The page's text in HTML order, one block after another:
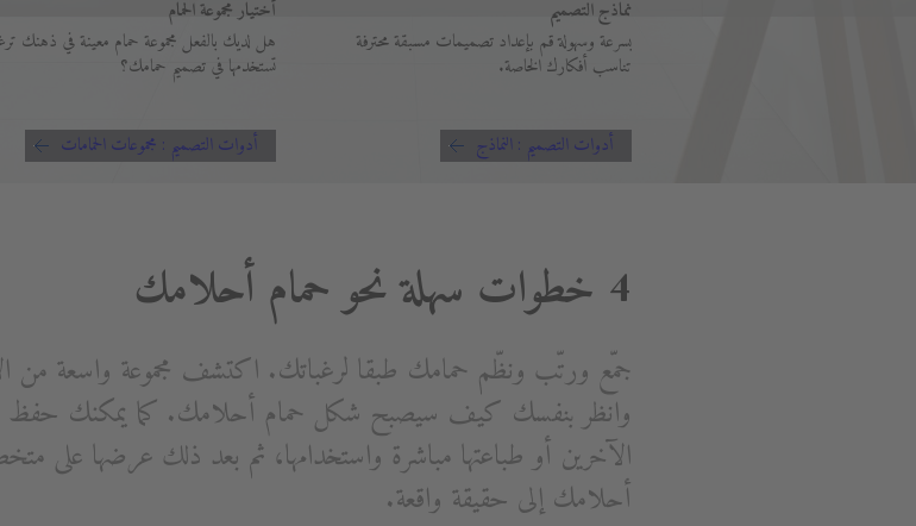
نماذج التصميم
بسرعة وسهولة قم بإعداد تصميمات مسبقة محترفة
تناسب أفكارك الخاصة.
أدوات التصميم : النماذج
أختيار مجموعة الحمام
هل لديك بالفعل مجموعة حمام معينة في ذهنك
تستخدمها في تصميم حمامك؟
أدوات التصميم : مجموعات الحمامات
4 خطوات سهلة نحو حمام أحلامك
جمّع ورتّب ونظّم حمامك طبقا لرغباتك. اكتشف مجموعة واسعة من
وانظر بنفسك كيف سيصبح شكل حمام أحلامك. كما يمكنك حفظ
الآخرين أو طباعتها مباشرة واستخدامها، ثم بعد ذلك عرضها على
أحلامك إلى حقيقة واقعة.